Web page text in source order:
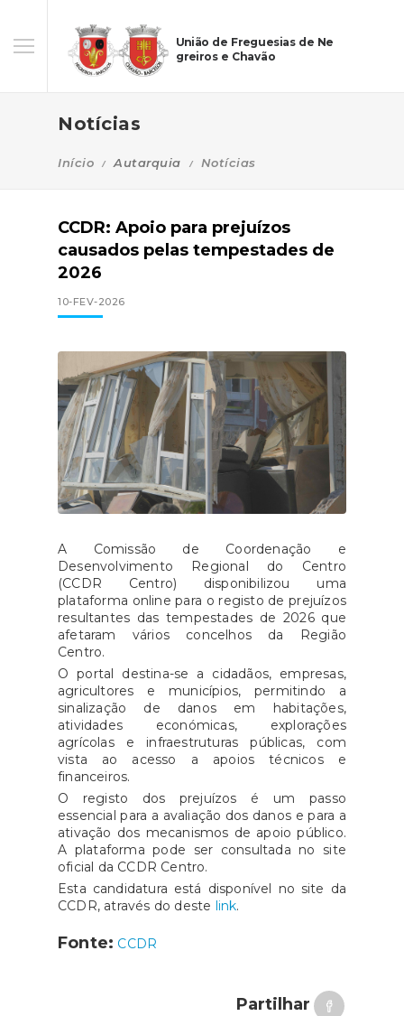
União de Freguesias de Ne
greiros e Chavão
Notícias
Início Autarquia Notícias
CCDR: Apoio para prejuízos
causados pelas tempestades de
2026
10-FEV-2026
A Comissão de Coordenação e
Desenvolvimento Regional do Centro
(CCDR Centro) disponibilizou uma
plataforma online para o registo de prejuízos
resultantes das tempestades de 2026 que
afetaram vários concelhos da Região
Centro.
O portal destina-se a cidadãos, empresas,
agricultores e municípios, permitindo a
sinalização de danos em habitações,
atividades económicas, explorações
agrícolas e infraestruturas públicas, com
vista ao acesso a apoios técnicos e
financeiros.
O registo dos prejuízos é um passo
essencial para a avaliação dos danos e para a
ativação dos mecanismos de apoio público.
A plataforma pode ser consultada no site
oficial da CCDR Centro.
Esta candidatura está disponível no site da
CCDR, através do deste link.
Fonte: CCDR
Partilhar